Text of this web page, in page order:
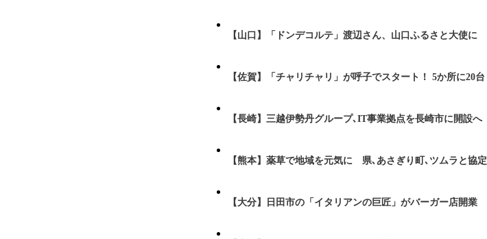
【山口】「ドンデコルテ」渡辺さん、山口ふるさと大使に
【佐賀】「チャリチャリ」が呼子でスタート！ 5か所に20台
【長崎】三越伊勢丹グループ､IT事業拠点を長崎市に開設へ
【熊本】薬草で地域を元気に 県､あさぎり町､ツムラと協定
【大分】日田市の「イタリアンの巨匠」がバーガー店開業